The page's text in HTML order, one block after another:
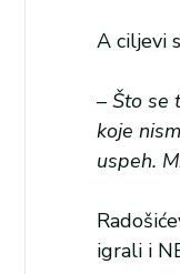
A ciljevi
– Što se
koje
uspeh.
igrali i